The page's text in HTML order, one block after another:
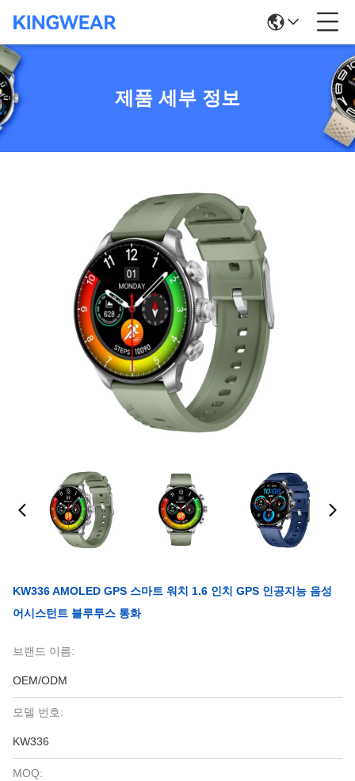
제품 세부 정보
KW336 AMOLED GPS 스마트 워치 1.6 인치 GPS 인공지능 음성
어시스턴트 블루투스 통화
브랜드 이름:
OEM/ODM
모델 번호:
KW336
MOQ: